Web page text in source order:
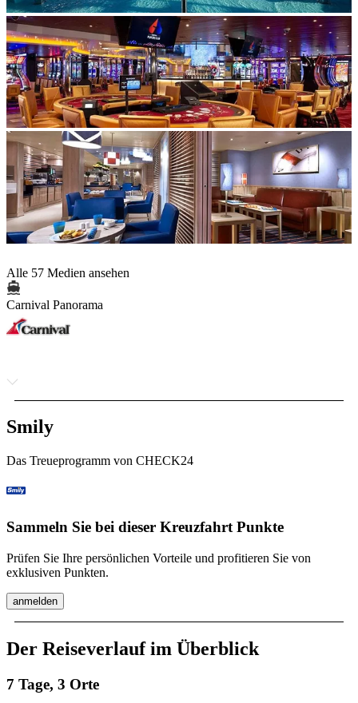
Alle 57 Medien ansehen
Carnival Panorama
Smily
Das Treueprogramm von CHECK24
Sammeln Sie bei dieser Kreuzfahrt Punkte
Prüfen Sie Ihre persönlichen Vorteile und profitieren Sie von
exklusiven Punkten.
anmelden
Der Reiseverlauf im Überblick
7 Tage, 3 Orte